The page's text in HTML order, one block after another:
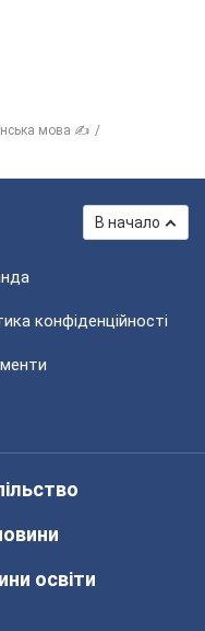
мова ✍
В начало
конфіденційності
освіти